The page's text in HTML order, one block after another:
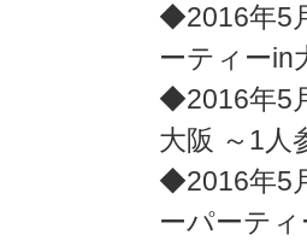
◆2016年5
ーティーin
◆2016年5
大阪 ～1人
◆2016年5
ーパーテ